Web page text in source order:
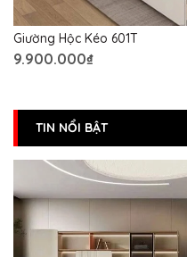
Giường Hộc Kéo 601T
9.900.000₫
TIN NỔI BẬT